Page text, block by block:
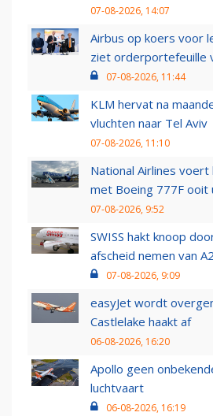
07-08-2026, 14:07
Airbus op koers voor
ziet orderportefeuille
07-08-2026, 11:44
KLM hervat na
vluchten naar Tel Aviv
07-08-2026, 11:10
National Airlines
met Boeing 777F ooit
07-08-2026, 9:52
SWISS hakt knoop
afscheid nemen van
07-08-2026, 9:09
easyJet wordt
Castlelake haakt af
06-08-2026, 16:20
Apollo geen
luchtvaart
06-08-2026, 16:19